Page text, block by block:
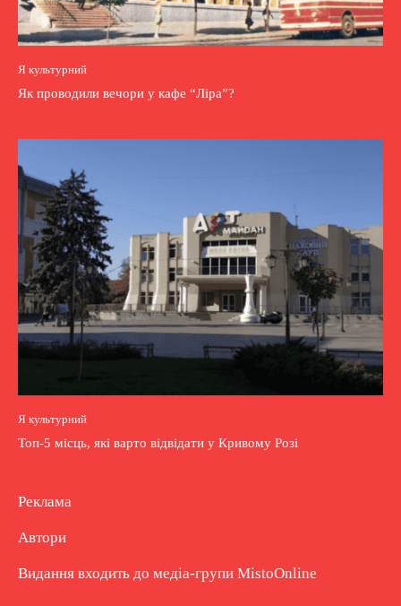
Я культурний
Як проводили вечори у кафе “Ліра”?
Я культурний
Топ-5 місць, які варто відвідати у Кривому Розі
Реклама
Автори
Видання входить до медіа-групи MistoOnline